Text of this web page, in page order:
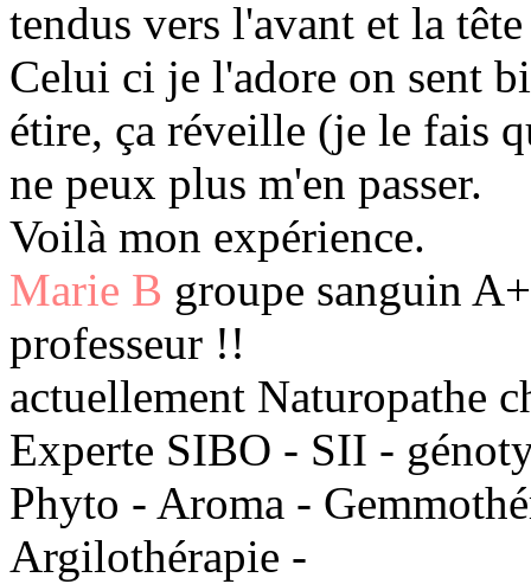
tendus vers l'avant et la
Celui ci je l'adore on sent
étire, ça réveille (je le fais
ne peux plus m'en passer.
Voilà mon expérience.
Marie B groupe sanguin
professeur !!
actuellement Naturopathe
Experte SIBO - SII -
Phyto - Aroma -
Argilothérapie -